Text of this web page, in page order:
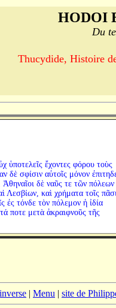
HODOI
Du
Thucydide, Histoire
ὑποτελεῖς ἔχοντες φόρου τοὺς
δὲ σφίσιν αὐτοῖς μόνον
δὲ ναῦς τε τῶν
Λεσβίων, καὶ χρήματα τοῖς
ἐς τόνδε τὸν πόλεμον ἡ ἰδία
ποτε μετὰ ἀκραιφνοῦς τῆς
| Menu | site de